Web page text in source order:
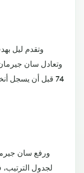
وتعادل سان
74 قبل أن يسجل